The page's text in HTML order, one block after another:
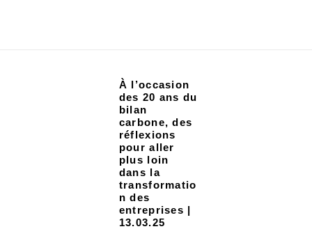
À l’occasion
des 20 ans du
bilan
carbone, des
réflexions
pour aller
plus loin
dans la
transformatio
n des
entreprises |
13.03.25